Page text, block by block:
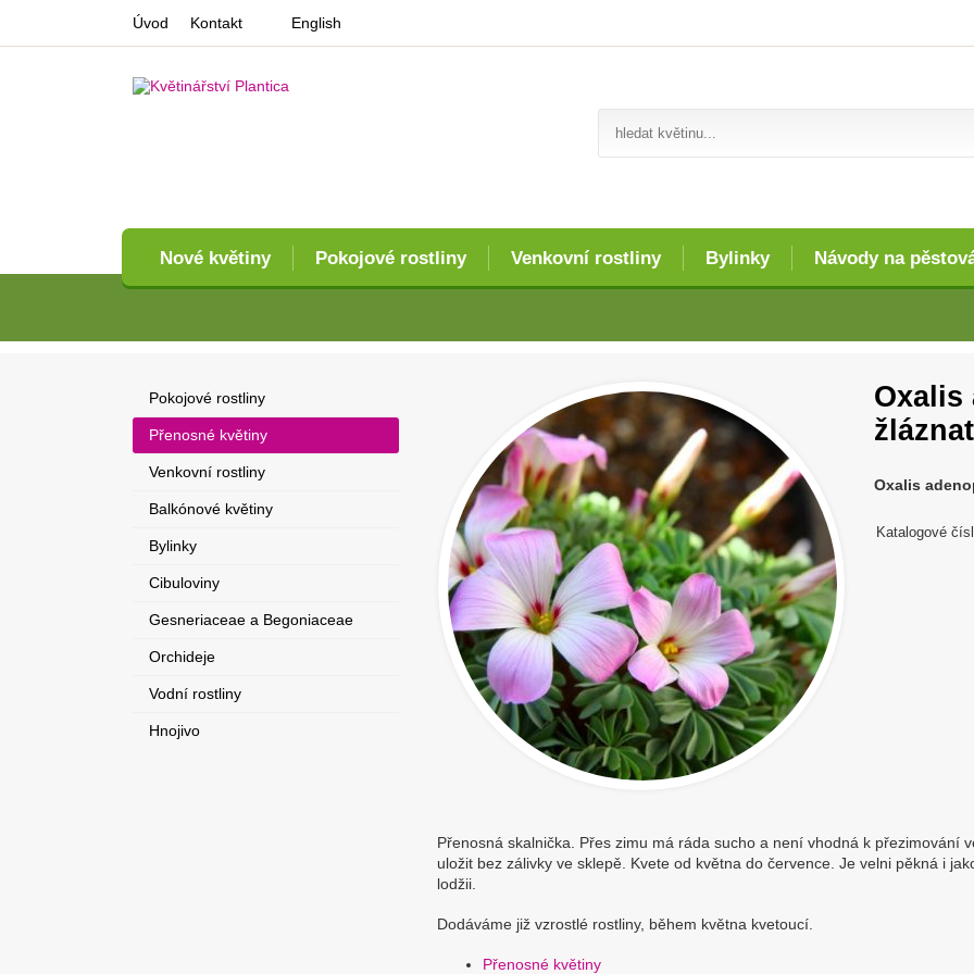
Nové květiny Pokojové rostliny Venkovní rostliny Bylinky Návody na
Úvod Kontakt English
Oxalis
Oxalis
Katalogové
Přenosná skalnička. Přes zimu má ráda sucho a není vhodná k přezimování
uložit bez zálivky ve sklepě. Kvete od května do července. Je velni pěkná i
lodžii.
Dodáváme již vzrostlé rostliny, během května kvetoucí.
Přenosné květiny
Pokojové rostliny
Přenosné květiny
Venkovní rostliny
Balkónové květiny
Bylinky
Cibuloviny
Gesneriaceae a Begoniaceae
Orchideje
Vodní rostliny
Hnojivo